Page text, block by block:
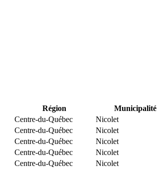
Région Municipalité
Centre-du-Québec
Nicolet
Centre-du-Québec
Nicolet
Centre-du-Québec
Nicolet
Centre-du-Québec
Nicolet
Centre-du-Québec
Nicolet